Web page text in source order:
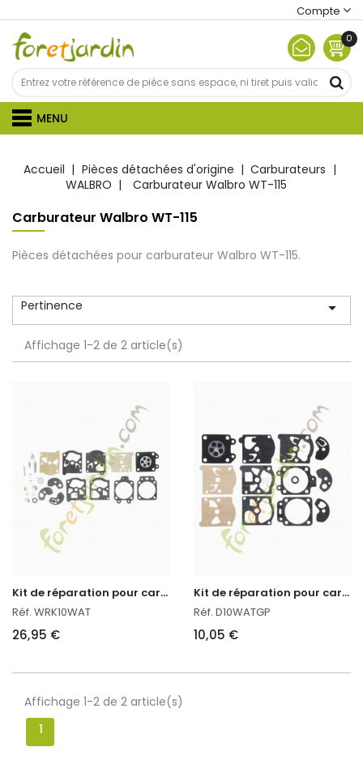
Compte
0
MENU
Accueil Pièces détachées d'origine
Carburateurs
WALBRO
Carburateur Walbro WT-115
Carburateur Walbro WT-115
Pièces détachées pour carburateur Walbro WT-115.
Pertinence 
Affichage 1-2 de 2 article(s)
K
it de réparation pour carburateur
Réf. WRK10WAT
26,95 €
K
it de réparation pour carburateur Walbro
Réf. D10WATGP
10,05 €
Affichage 1-2 de 2 article(s)
1